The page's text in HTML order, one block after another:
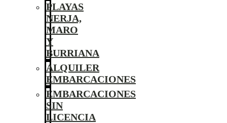
PLAYAS
NERJA,
MARO
Y
BURRIANA
ALQUILER
EMBARCACIONES
EMBARCACIONES
SIN
LICENCIA